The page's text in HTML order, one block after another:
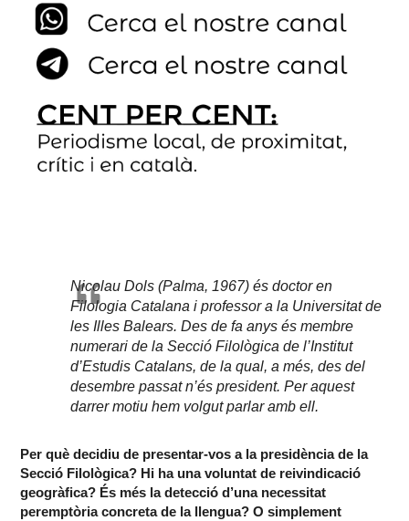
Nicolau Dols (Palma, 1967) és doctor en
Filologia Catalana i professor a la Universitat de
les Illes Balears. Des de fa anys és membre
numerari de la Secció Filològica de l’Institut
d’Estudis Catalans, de la qual, a més, des del
desembre passat n’és president. Per aquest
darrer motiu hem volgut parlar amb ell.
Per què decidiu de presentar-vos a la presidència de la
Secció Filològica? Hi ha una voluntat de reivindicació
geogràfica? És més la detecció d’una necessitat
peremptòria concreta de la llengua? O simplement